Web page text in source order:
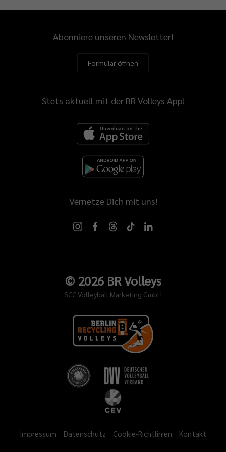
Abonniere unseren Newsletter!
Formular öffnen
Stets aktuell mit der BR Volleys App!
Vernetze Dich mit uns!
© 2026BR Volleys
SCC Volleyball Marketing GmbH
Impressum Datenschutz Cookie-Richtlinien Kontakt